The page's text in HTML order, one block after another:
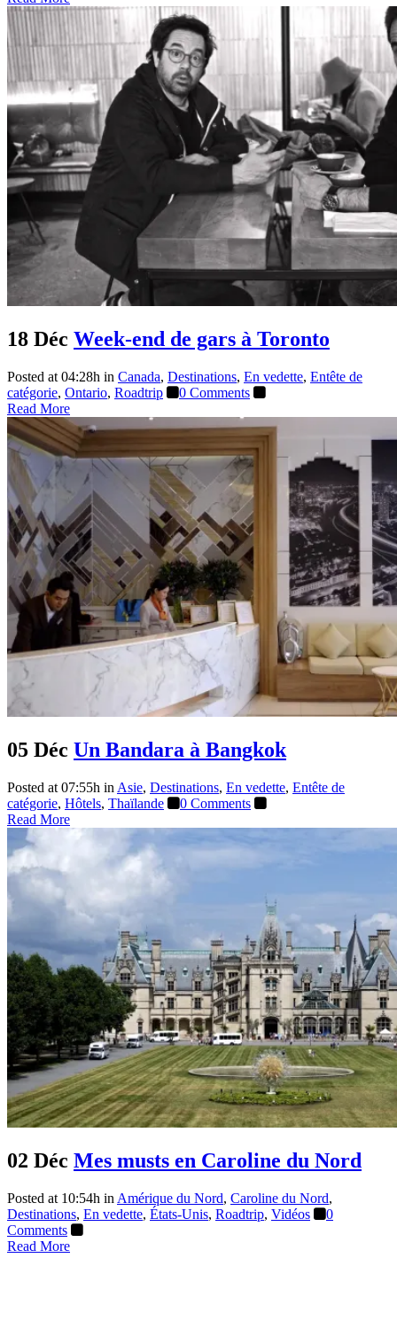
18 Déc Week-end de gars à Toronto
Posted at 04:28h in Canada, Destinations, En vedette, Entête de
catégorie, Ontario, Roadtrip
0 Comments
Read More
05 Déc Un Bandara à Bangkok
Posted at 07:55h in Asie, Destinations, En vedette, Entête de
catégorie, Hôtels, Thaïlande
0 Comments
Read More
02 Déc Mes musts en Caroline du Nord
Posted at 10:54h in Amérique du Nord, Caroline du Nord,
Destinations, En vedette, États-Unis, Roadtrip, Vidéos
0
Comments
Read More